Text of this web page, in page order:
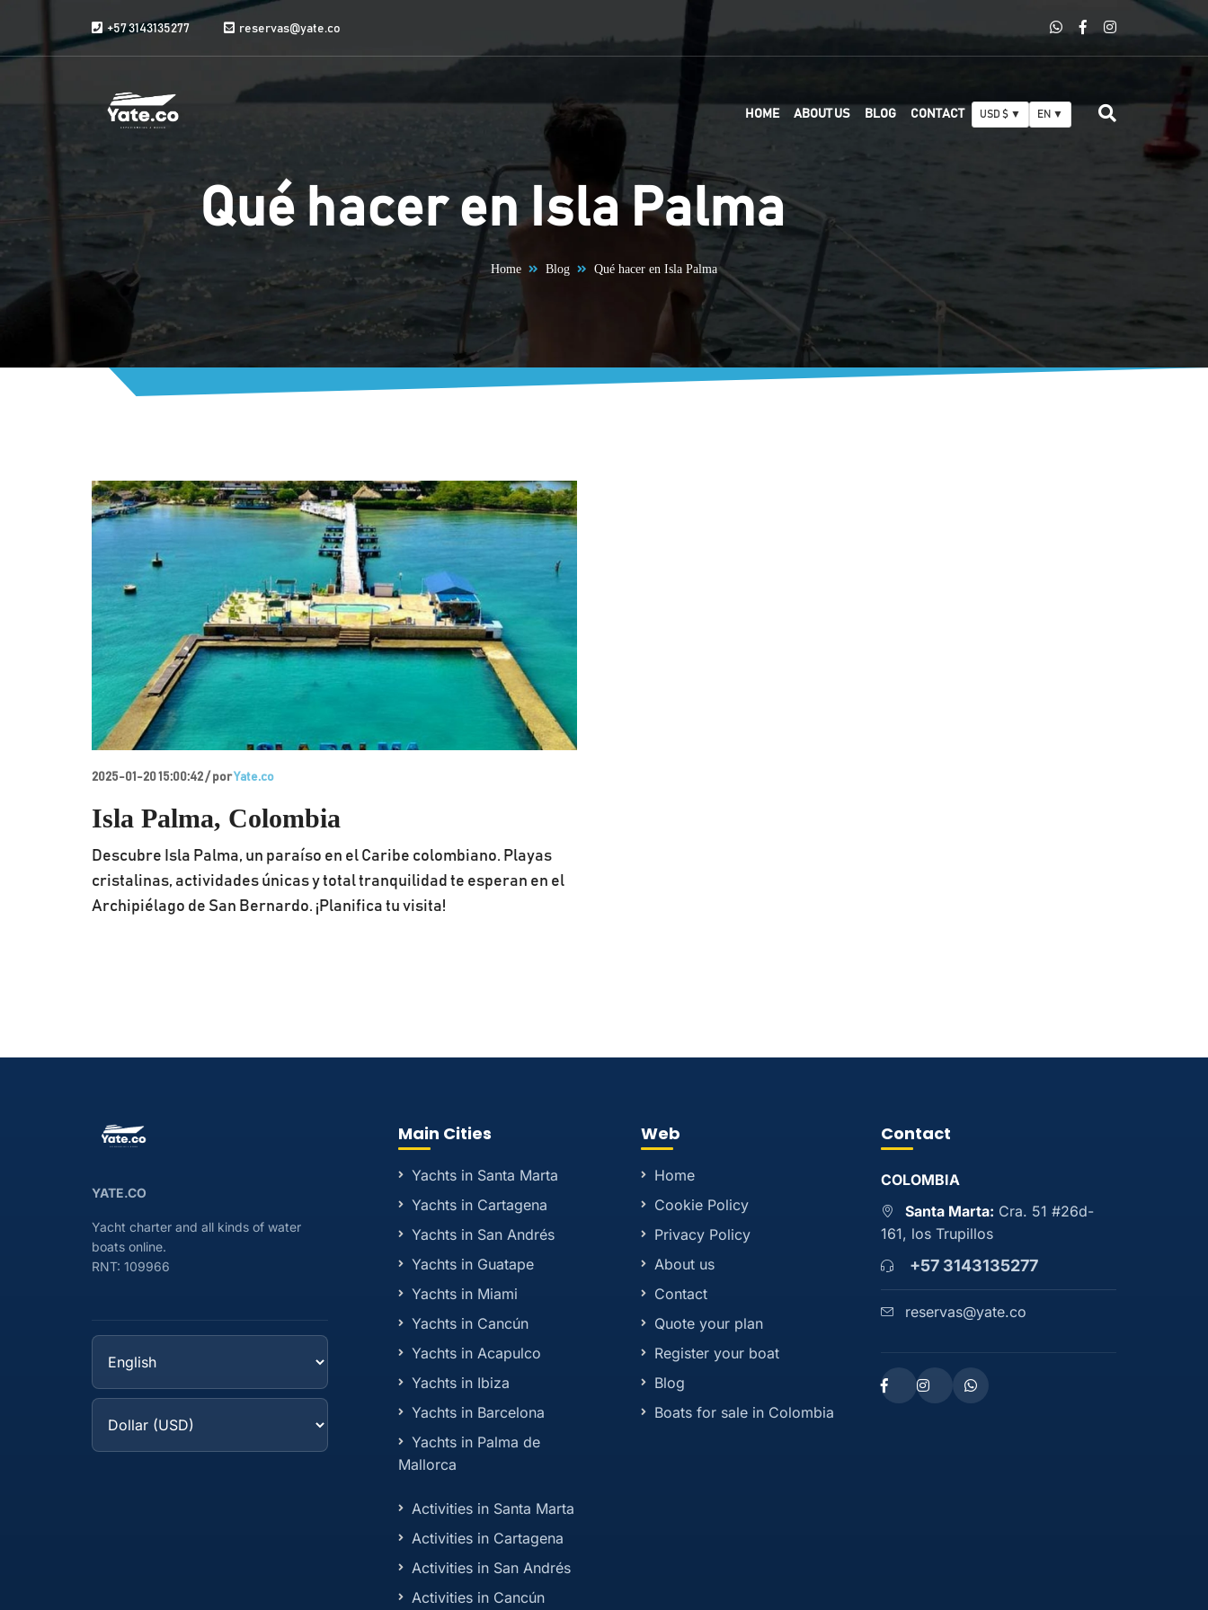
+57 3143135277 reservas@yate.co
HOME ABOUT US BLOG CONTACT USD $ ▼ EN ▼
Qué hacer en Isla Palma
Home Blog Qué hacer en Isla Palma
2025-01-20 15:00:42 / porYate.co
Isla Palma, Colombia
Descubre Isla Palma, un paraíso en el Caribe colombiano. Playas
cristalinas, actividades únicas y total tranquilidad te esperan en el
Archipiélago de San Bernardo. ¡Planifica tu visita!
YATE.CO
Yacht charter and all kinds of water
boats online.
RNT: 109966
Main Cities
Yachts in Santa Marta
Yachts in Cartagena
Yachts in San Andrés
Yachts in Guatape
Yachts in Miami
Yachts in Cancún
Yachts in Acapulco
Yachts in Ibiza
Yachts in Barcelona
Yachts in Palma de
Mallorca
Activities in Santa Marta
Activities in Cartagena
Activities in San Andrés
Activities in Cancún
Web
Home
Cookie Policy
Privacy Policy
About us
Contact
Quote your plan
Register your boat
Blog
Boats for sale in Colombia
Contact
COLOMBIA
Santa Marta: Cra. 51 #26d-
161, los Trupillos
+57 3143135277
reservas@yate.co